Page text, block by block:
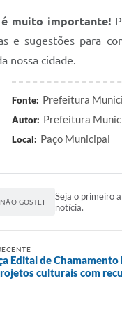
muito importante!
e sugestões para
nossa cidade.
Fonte: Prefeitura
Autor: Prefeitura
Local: Paço Municipal
NÃO GOSTEI
Seja o primeiro
notícia.
Edital de
culturais com